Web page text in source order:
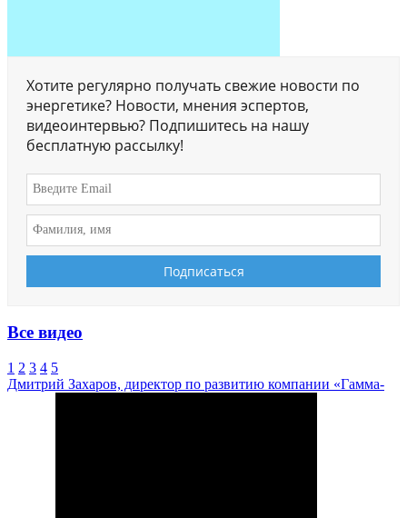
Хотите регулярно получать свежие новости по
энергетике? Новости, мнения эспертов,
видеоинтервью? Подпишитесь на нашу
бесплатную рассылку!
Все видео
1 2 3 4 5
Дмитрий Захаров, директор по развитию компании «Гамма-